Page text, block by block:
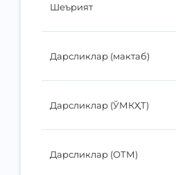
Шеърият
Дарсликлар (мактаб)
Дарсликлар (ЎМКҲТ)
Дарсликлар (ОТМ)